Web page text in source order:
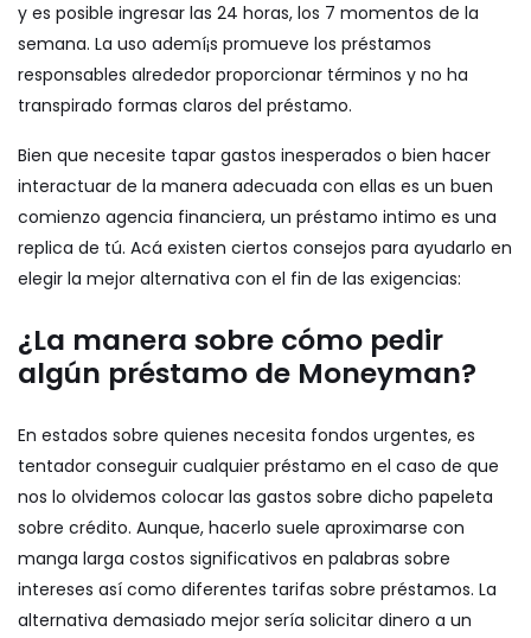
y es posible ingresar las 24 horas, los 7 momentos de la
semana. La uso ademí¡s promueve los préstamos
responsables alrededor proporcionar términos y no ha
transpirado formas claros del préstamo.
Bien que necesite tapar gastos inesperados o bien hacer
interactuar de la manera adecuada con ellas es un buen
comienzo agencia financiera, un préstamo intimo es una
replica de tú. Acá existen ciertos consejos para ayudarlo en
elegir la mejor alternativa con el fin de las exigencias:
¿La manera sobre cómo pedir
algún préstamo de Moneyman?
En estados sobre quienes necesita fondos urgentes, es
tentador conseguir cualquier préstamo en el caso de que
nos lo olvidemos colocar las gastos sobre dicho papeleta
sobre crédito. Aunque, hacerlo suele aproximarse con
manga larga costos significativos en palabras sobre
intereses así­ como diferentes tarifas sobre préstamos. La
alternativa demasiado mejor serí­a solicitar dinero a un